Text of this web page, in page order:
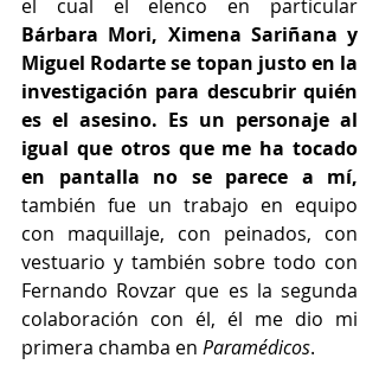
Bárbara Mori, Ximena Sariñana y
Miguel Rodarte se topan justo en la
investigación para descubrir quién
es el asesino. Es un personaje al
igual que otros que me ha tocado
en pantalla no se parece a mí,
también fue un trabajo en equipo
con maquillaje, con peinados, con
vestuario y también sobre todo con
Fernando Rovzar que es la segunda
colaboración con él, él me dio mi
primera chamba en Paramédicos.